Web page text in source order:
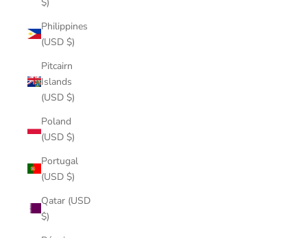
Philippines
(USD $)
Pitcairn
Islands
(USD $)
Poland
(USD $)
Portugal
(USD $)
Qatar (USD
$)